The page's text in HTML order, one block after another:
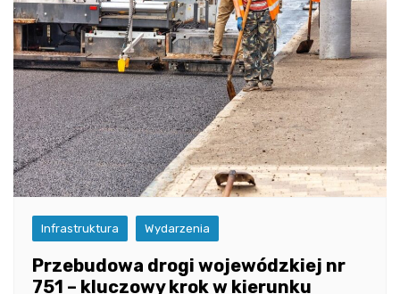
Infrastruktura Wydarzenia
Przebudowa drogi wojewódzkiej nr
751 – kluczowy krok w kierunku